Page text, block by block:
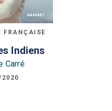
FRANÇAISE
Indiens
Carré